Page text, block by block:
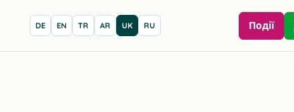
DE EN TR AR UK RU Події